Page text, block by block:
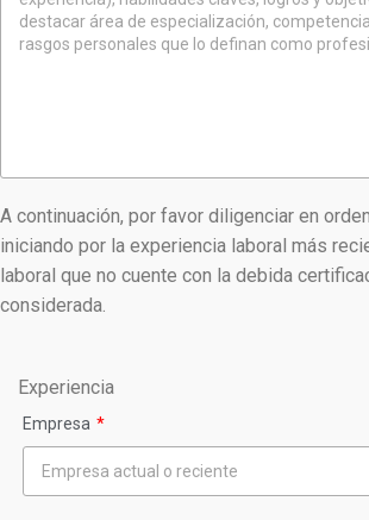
A continuación, por favor diligenciar en
iniciando por la experiencia laboral más
laboral que no cuente con la debida
considerada.
Experiencia
Empresa